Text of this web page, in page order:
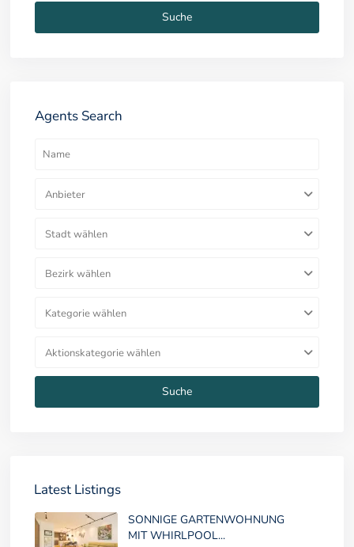
Suche
Agents Search
Anbieter
Stadt wählen
Bezirk wählen
Kategorie wählen
Aktionskategorie wählen
Suche
Latest Listings
SONNIGE GARTENWOHNUNG
MIT WHIRLPOOL...